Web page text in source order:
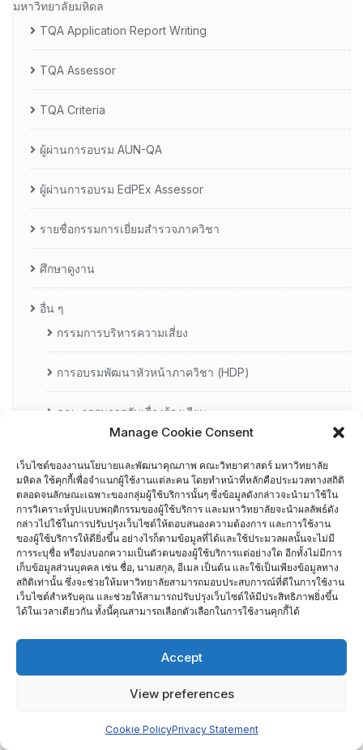
Manage Cookie Consent
เว็บไซต์ของงานนโยบายและพัฒนาคุณภาพ คณะวิทยาศาสตร์ มหาวิทยาลัย
มหิดล ใช้คุกกี้เพื่อจำแนกผู้ใช้งานแต่ละคน โดยทำหน้าที่หลักคือประมวลทางสถิติ
ตลอดจนลักษณะเฉพาะของกลุ่มผู้ใช้บริการนั้นๆ ซึ่งข้อมูลดังกล่าวจะนำมาใช้ใน
การวิเคราะห์รูปแบบพฤติกรรมของผู้ใช้บริการ และมหาวิทยาลัยจะนำผลลัพธ์ดัง
กล่าวไปใช้ในการปรับปรุงเว็บไซต์ให้ตอบสนองความต้องการ และการใช้งาน
ของผู้ใช้บริการให้ดียิ่งขึ้น อย่างไรก็ตามข้อมูลที่ได้และใช้ประมวลผลนั้นจะไม่มี
การระบุชื่อ หรือบ่งบอกความเป็นตัวตนของผู้ใช้บริการแต่อย่างใด อีกทั้งไม่มีการ
เก็บข้อมูลส่วนบุคคล เช่น ชื่อ, นามสกุล, อีเมล เป็นต้น และใช้เป็นเพียงข้อมูลทาง
สถิติเท่านั้น ซึ่งจะช่วยให้มหาวิทยาลัยสามารถมอบประสบการณ์ที่ดีในการใช้งาน
เว็บไซต์สำหรับคุณ และช่วยให้สามารถปรับปรุงเว็บไซต์ให้มีประสิทธิภาพยิ่งขึ้น
ได้ในเวลาเดียวกัน ทั้งนี้คุณสามารถเลือกตัวเลือกในการใช้งานคุกกี้ได้
Accept
View preferences
Cookie PolicyPrivacy Statement
มหาวิทยาลัยมหิดล
TQA Application Report Writing
TQA Assessor
TQA Criteria
ผู้ผ่านการอบรม AUN-QA
ผู้ผ่านการอบรม EdPEx Assessor
รายชื่อกรรมการเยี่ยมสำรวจภาควิชา
ศึกษาดูงาน
อื่น ๆ
กรรมการบริหารความเสี่ยง
การอบรมพัฒนาหัวหน้าภาควิชา (HDP)
คณะกรรมการรับเรื่องร้องเรียน
คุณภาพ
คณะผู้บริหารคณะวิทยาศาสตร์ ปี 2558- 2562
ผู้ตรวจประเมิน MUQD
ผู้บริหาร
ประกันคุณภาพภายนอก
การประเมินส่วนงานโดย TRIS ปี 2556-2559